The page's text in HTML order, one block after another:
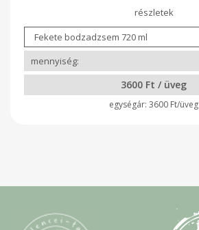
3600 Ft / üveg
3600 Ft/üveg